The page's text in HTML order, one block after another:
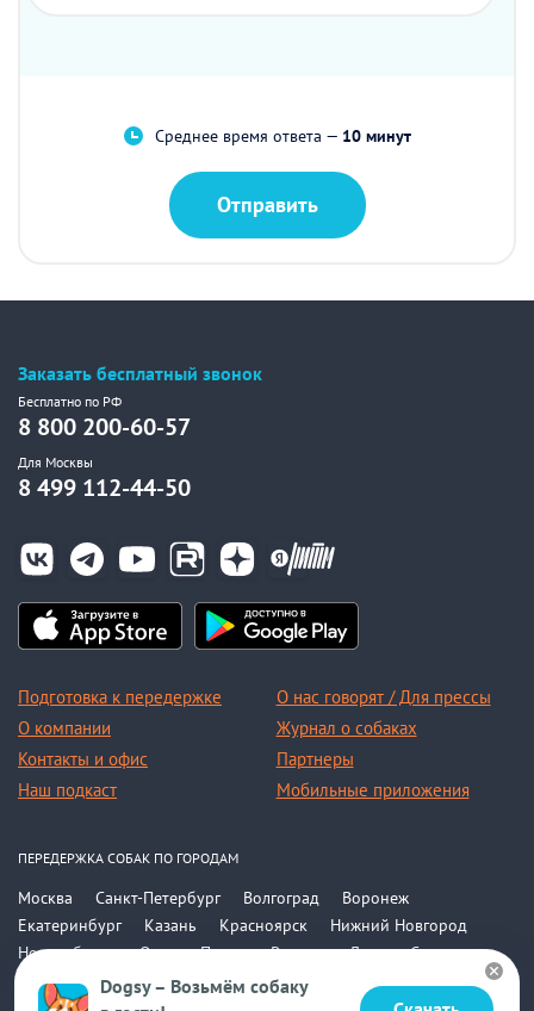
Dogsy – Возьмём собаку
Среднее время ответа — 10 минут
Отправить
Заказать бесплатный звонок
Бесплатно по РФ
8 800 200-60-57
Для Москвы
8 499 112-44-50
Подготовка к передержке
О компании
Контакты и офис
Наш подкаст
О нас говорят / Для прессы
Журнал о собаках
Партнеры
Мобильные приложения
ПЕРЕДЕРЖКА СОБАК ПО ГОРОДАМ
Москва Санкт-Петербург Волгоград
Воронеж
Екатеринбург
Казань Красноярск
Нижний Новгород
Новосибирск
Омск Пермь Ростов-на-Дону
Самара
Саратов
Уфа Челябинск Все города